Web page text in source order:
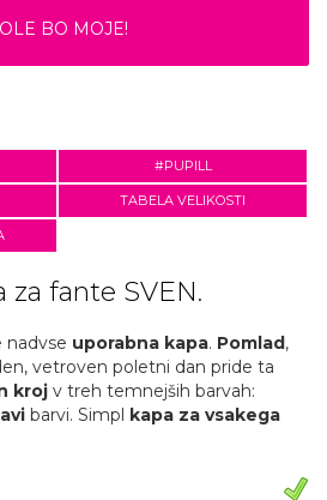
BO MOJE!
#PUPILL
TABELA VELIKOSTI
za fante SVEN.
nadvse uporabna kapa. Pomlad ,
vetroven poletni dan pride ta
kroj v treh temnejših barvah:
barvi. Simpl
kapa za vsakega